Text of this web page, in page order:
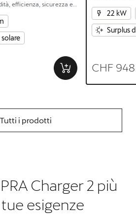
efficienza, sicurezza e
ed EV.
22 kW
Surplus
CHF
Tutti i prodotti
Charger 2 più
esigenze